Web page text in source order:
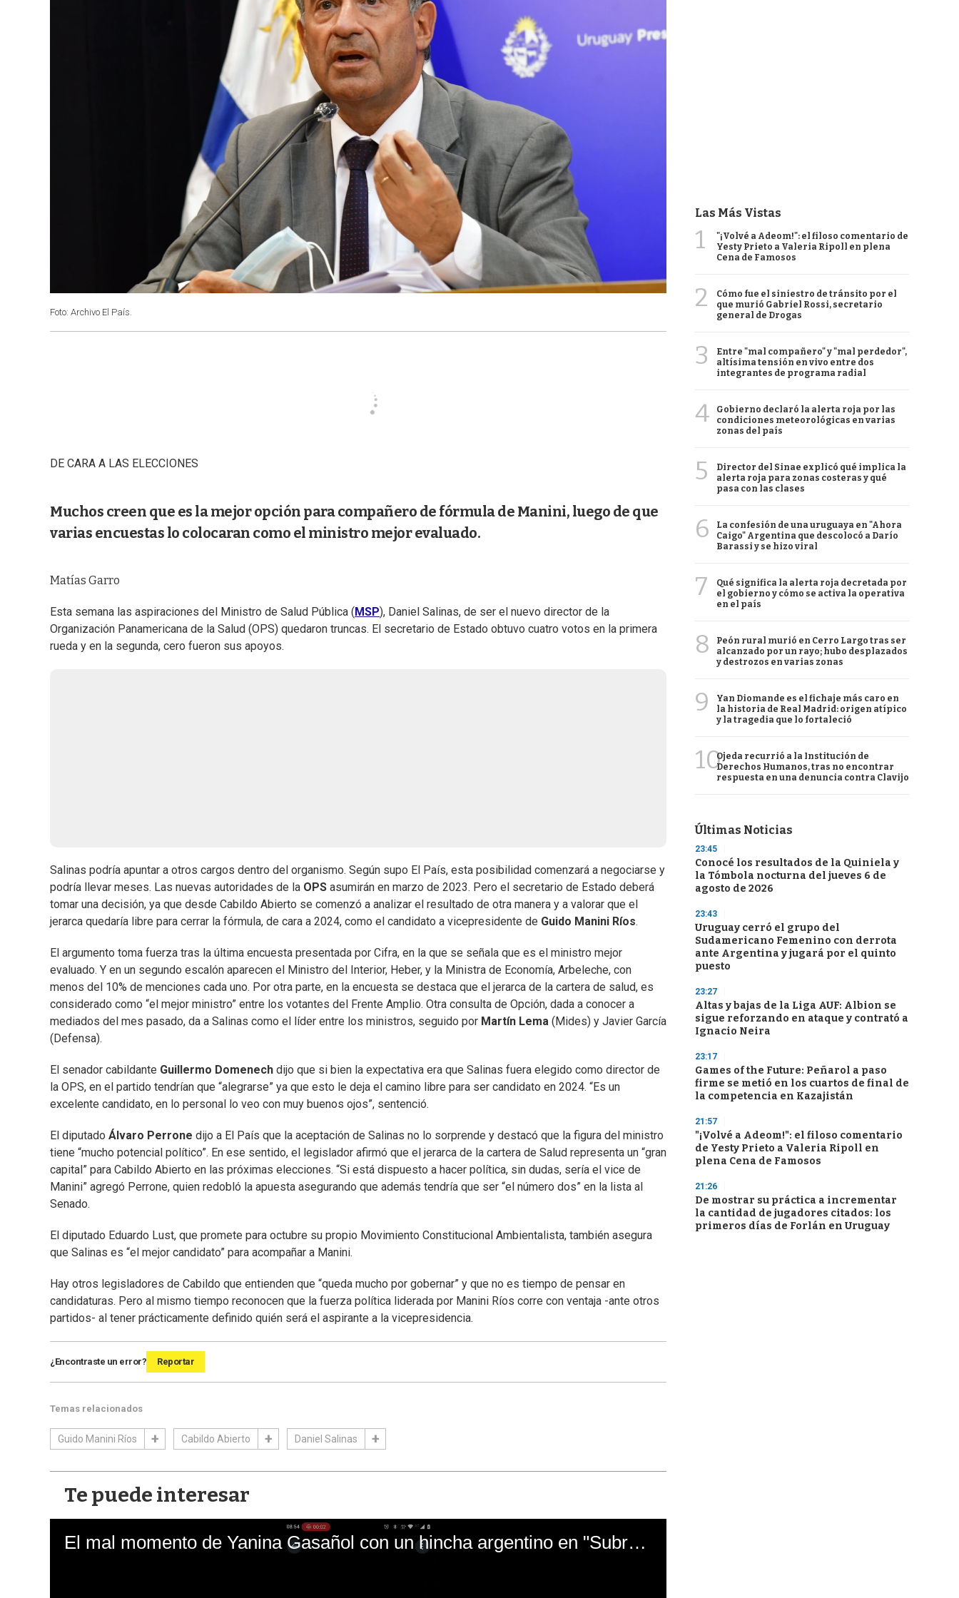
Foto: Archivo El País.
DE CARA A LAS ELECCIONES
Muchos creen que es la mejor opción para compañero de fórmula de Manini, luego de que
varias encuestas lo colocaran como el ministro mejor evaluado.
Matías Garro
Esta semana las aspiraciones del Ministro de Salud Pública ( MSP), Daniel Salinas, de ser el nuevo director de la
Organización Panamericana de la Salud (OPS) quedaron truncas. El secretario de Estado obtuvo cuatro votos en la primera
rueda y en la segunda, cero fueron sus apoyos.
Salinas podría apuntar a otros cargos dentro del organismo. Según supo El País, esta posibilidad comenzará a negociarse y
podría llevar meses. Las nuevas autoridades de la OPS asumirán en marzo de 2023. Pero el secretario de Estado deberá
tomar una decisión, ya que desde Cabildo Abierto se comenzó a analizar el resultado de otra manera y a valorar que el
jerarca quedaría libre para cerrar la fórmula, de cara a 2024, como el candidato a vicepresidente de Guido Manini Ríos.
El argumento toma fuerza tras la última encuesta presentada por Cifra, en la que se señala que es el ministro mejor
evaluado. Y en un segundo escalón aparecen el Ministro del Interior, Heber, y la Ministra de Economía, Arbeleche, con
menos del 10% de menciones cada uno. Por otra parte, en la encuesta se destaca que el jerarca de la cartera de salud, es
considerado como “el mejor ministro” entre los votantes del Frente Amplio. Otra consulta de Opción, dada a conocer a
mediados del mes pasado, da a Salinas como el líder entre los ministros, seguido por Martín Lema (Mides) y Javier García
(Defensa).
El senador cabildante Guillermo Domenech dijo que si bien la expectativa era que Salinas fuera elegido como director de
la OPS, en el partido tendrían que “alegrarse” ya que esto le deja el camino libre para ser candidato en 2024. “Es un
excelente candidato, en lo personal lo veo con muy buenos ojos”, sentenció.
El diputado Álvaro Perrone dijo a El País que la aceptación de Salinas no lo sorprende y destacó que la figura del ministro
tiene “mucho potencial político”. En ese sentido, el legislador afirmó que el jerarca de la cartera de Salud representa un “gran
capital” para Cabildo Abierto en las próximas elecciones. “Si está dispuesto a hacer política, sin dudas, sería el vice de
Manini” agregó Perrone, quien redobló la apuesta asegurando que además tendría que ser “el número dos” en la lista al
Senado.
El diputado Eduardo Lust, que promete para octubre su propio Movimiento Constitucional Ambientalista, también asegura
que Salinas es “el mejor candidato” para acompañar a Manini.
Hay otros legisladores de Cabildo que entienden que “queda mucho por gobernar” y que no es tiempo de pensar en
candidaturas. Pero al mismo tiempo reconocen que la fuerza política liderada por Manini Ríos corre con ventaja -ante otros
partidos- al tener prácticamente definido quién será el aspirante a la vicepresidencia.
¿Encontraste un error? Reportar
Temas relacionados
Guido Manini Ríos Cabildo Abierto Daniel Salinas
Te puede interesar
El mal momento de Yanina Gasañol con un hincha argentino en "Subrayado"
Las Más Vistas
1
"¡Volvé a Adeom!": el filoso comentario de
Yesty Prieto a Valeria Ripoll en plena
Cena de Famosos
2
Cómo fue el siniestro de tránsito por el
que murió Gabriel Rossi, secretario
general de Drogas
3
Entre "mal compañero" y "mal perdedor",
altísima tensión en vivo entre dos
integrantes de programa radial
4
Gobierno declaró la alerta roja por las
condiciones meteorológicas en varias
zonas del país
5
Director del Sinae explicó qué implica la
alerta roja para zonas costeras y qué
pasa con las clases
6
La confesión de una uruguaya en "Ahora
Caigo" Argentina que descolocó a Darío
Barassi y se hizo viral
7
Qué significa la alerta roja decretada por
el gobierno y cómo se activa la operativa
en el país
8
Peón rural murió en Cerro Largo tras ser
alcanzado por un rayo; hubo desplazados
y destrozos en varias zonas
9
Yan Diomande es el fichaje más caro en
la historia de Real Madrid: origen atípico
y la tragedia que lo fortaleció
10Ojeda recurrió a la Institución de
Derechos Humanos, tras no encontrar
respuesta en una denuncia contra Clavijo
Últimas Noticias
23:45
Conocé los resultados de la Quiniela y
la Tómbola nocturna del jueves 6 de
agosto de 2026
23:43
Uruguay cerró el grupo del
Sudamericano Femenino con derrota
ante Argentina y jugará por el quinto
puesto
23:27
Altas y bajas de la Liga AUF: Albion se
sigue reforzando en ataque y contrató a
Ignacio Neira
23:17
Games of the Future: Peñarol a paso
firme se metió en los cuartos de final de
la competencia en Kazajistán
21:57
"¡Volvé a Adeom!": el filoso comentario
de Yesty Prieto a Valeria Ripoll en
plena Cena de Famosos
21:26
De mostrar su práctica a incrementar
la cantidad de jugadores citados: los
primeros días de Forlán en Uruguay